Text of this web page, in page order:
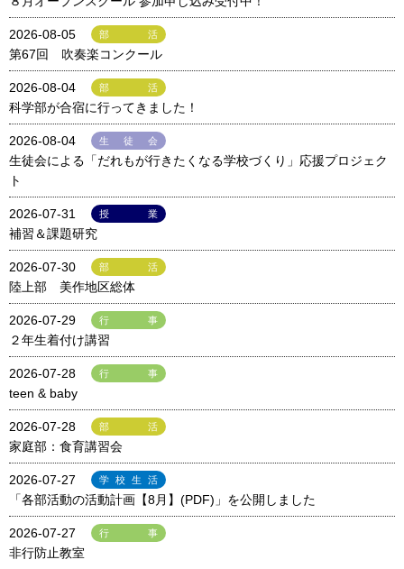
2026-08-05 部活
第67回 吹奏楽コンクール
2026-08-04 部活
科学部が合宿に行ってきました！
2026-08-04 生徒会
生徒会による「だれもが行きたくなる学校づくり」応援プロジェク
ト
2026-07-31 授業
補習＆課題研究
2026-07-30 部活
陸上部 美作地区総体
2026-07-29 行事
２年生着付け講習
2026-07-28 行事
teen & baby
2026-07-28 部活
家庭部：食育講習会
2026-07-27 学校生活
「各部活動の活動計画【8月】(PDF)」を公開しました
2026-07-27 行事
非行防止教室